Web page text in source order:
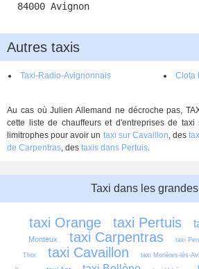
84000 Avignon
Autres taxis
Taxi-Radio-Avignonnais Clota
Au cas où Julien Allemand ne décroche pas,
cette liste de chauffeurs et d'entreprises de taxi
limitrophes pour avoir un taxi sur Cavaillon, des
de Carpentras, des taxis dans Pertuis.
Taxi dans les
taxi Orange taxi Pertuis
Monteux
taxi Carpentras taxi
Thor taxi Cavaillon taxi Morières-lès-